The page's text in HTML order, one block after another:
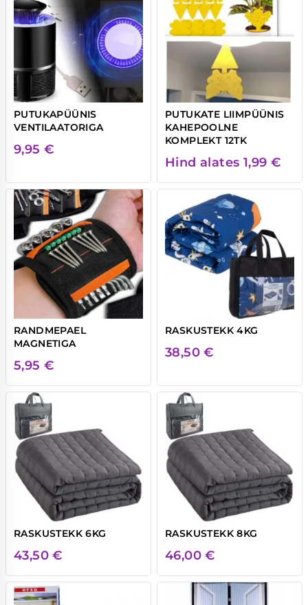
PUTUKAPÜÜNIS
VENTILAATORIGA
9,95 €
PUTUKATE LIIMPÜÜNIS
KAHEPOOLNE
KOMPLEKT 12TK
Hind alates 1,99 €
RANDMEPAEL
MAGNETIGA
5,95 €
RASKUSTEKK 4KG
38,50€
RASKUSTEKK 6KG
43,50€
RASKUSTEKK 8KG
46,00€